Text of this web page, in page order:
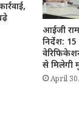
आईजी
निर्देश: 15
से मिलेगी
April